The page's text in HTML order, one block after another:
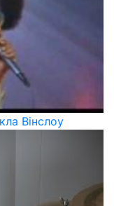
Вінслоу